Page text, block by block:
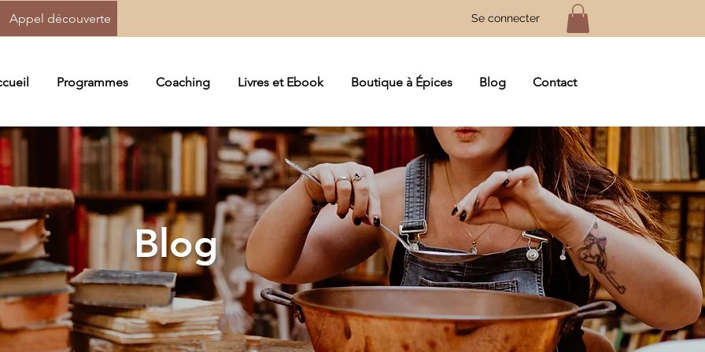
Appel découverte Se connecter
Programmes Coaching Livres et Ebook Boutique à Épices Blog Contact
Blog